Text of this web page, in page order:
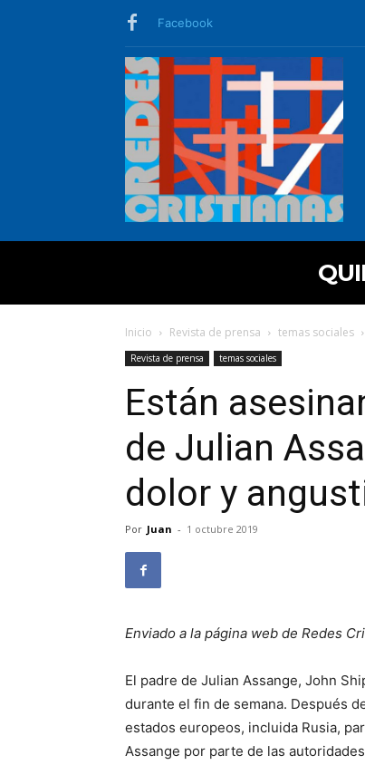
Facebook
Inicio Revista de prensa temas sociales
Revista de prensa temas sociales
Están
de Julian
dolor y
Por Juan - 1 octubre 2019
Enviado a la página web de Redes
El padre de Julian Assange, John
durante el fin de semana. Después
estados europeos, incluida Rusia,
Assange por parte de las